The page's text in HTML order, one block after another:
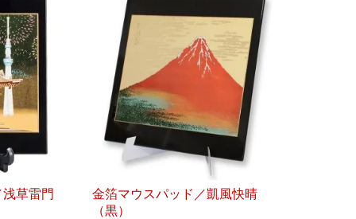
草雷門
金箔マウスパッド／凱風快晴
（黒）